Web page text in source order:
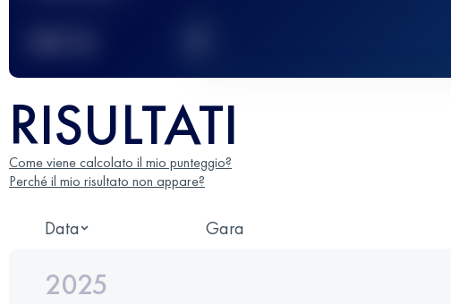
RISULTATI
Come viene calcolato il mio punteggio?
Perché il mio risultato non appare?
Data Gara
2025